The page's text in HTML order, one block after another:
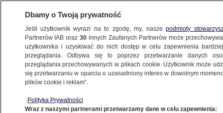
WARSZAWA
ŚRÓDMIEŚCIE
Duży protest antyrządowy
Dbamy o Twoją prywatność
Jeśli użytkownik wyrazi na to zgodę, my, naszepodmioty
Partnerów IAB oraz30 innych Zaufanych Partnerów może
użytkownika i uzyskiwać do nich dostęp w celu zapewnienia
przeglądania. Odbywa się to poprzez przetwarzanie danych
przeglądania przechowywanych w plikach cookie. Użytkownik może
się przetwarzaniu w oparciu o uzasadniony interes w dowolnym
plików cookie i reklam”.
Polityka Prywatności
Wraz z naszymi partnerami przetwarzamy dane w celu zapewnienia: